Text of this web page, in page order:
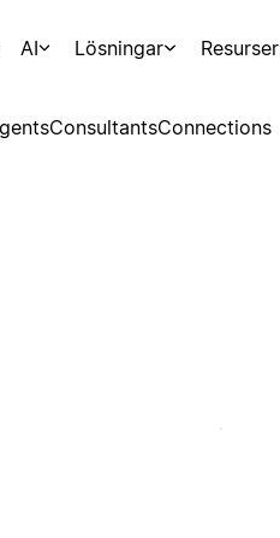
AI Lösningar Resurser
ConsultantsConnections